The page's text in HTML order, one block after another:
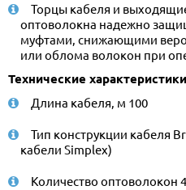
Торцы кабеля и
оптоволокна надежно
муфтами, снижающими
или облома волокон при
Технические характеристики
Длина кабеля, м 100
Тип конструкции кабеля
кабели Simplex)
Количество оптоволокон 4